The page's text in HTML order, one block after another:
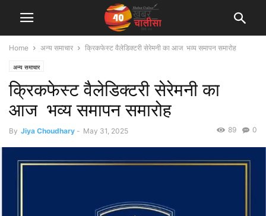
Home अन्य समाचार क्रिकफेस्ट वैलेडिक्टरी सेरेमनी का आज भव्य समापन समारोह
अन्य समाचार
क्रिकफेस्ट वैलेडिक्टरी सेरेमनी का
आज भव्य समापन समारोह
By Jiya Choudhary - May 31, 2025 0
89